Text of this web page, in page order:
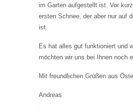
im Garten aufgestellt ist. Vor
ersten Schnee, der aber nur auf
ist.
Es hat alles gut funktioniert und
möchten wir uns bei Ihnen noch
Mit freundlichen Grüßen aus
Andreas